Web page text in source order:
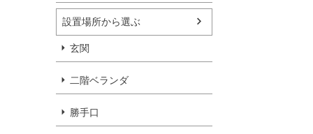
設置場所から選ぶ
玄関
二階ベランダ
勝手口